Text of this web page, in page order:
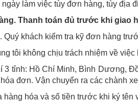
làm việc tùy đơn hàng, tùy địa
Thanh toán đủ trước khi giao
Quý khách kiểm tra kỹ đơn hàng
tôi không chịu trách nhiệm về
3 tỉnh: Hồ Chí Minh, Bình Dương,
đơn. Vận chuyển ra các chành
hàng hóa và số tiền trước khi ký tên